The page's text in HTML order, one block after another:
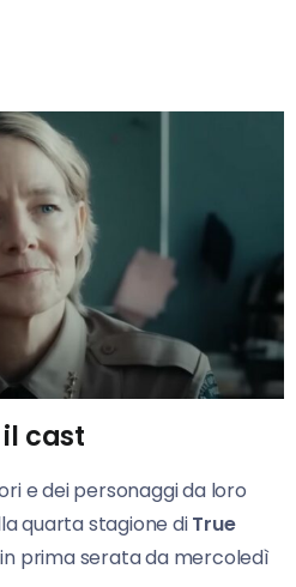
cast
e dei personaggi da loro
quarta stagione diTrue
prima serata da mercoledì